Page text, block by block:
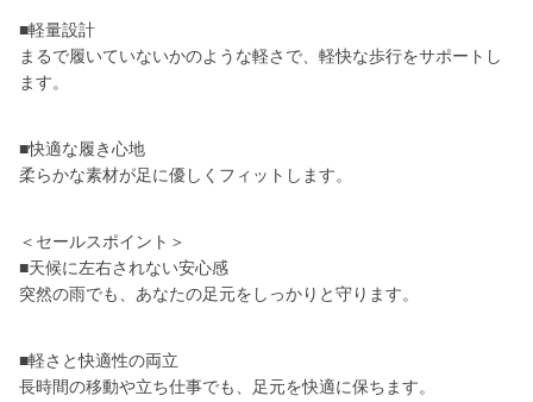
■軽量設計
まるで履いていないかのような軽さで、軽快な歩行をサポートし
ます。
■快適な履き心地
柔らかな素材が足に優しくフィットします。
＜セールスポイント＞
■天候に左右されない安心感
突然の雨でも、あなたの足元をしっかりと守ります。
■軽さと快適性の両立
長時間の移動や立ち仕事でも、足元を快適に保ちます。